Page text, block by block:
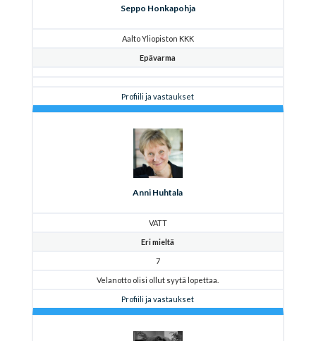
Seppo Honkapohja
Aalto Yliopiston KKK
Epävarma
Profiili ja vastaukset
Anni Huhtala
VATT
Eri mieltä
7
Velanotto olisi ollut syytä lopettaa.
Profiili ja vastaukset